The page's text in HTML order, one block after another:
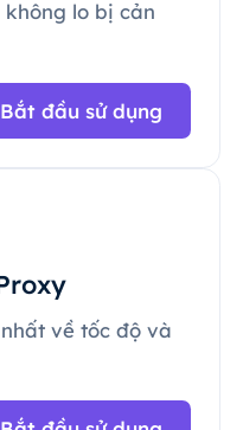
lo bị cản
Bắt đầu sử dụng
về tốc độ và